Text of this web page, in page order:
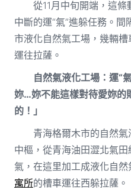
從11月中旬開端，這
中斷的運“氣”進躲任務。
市液化自然氣工場，幾輛
運往拉薩。
自然氣液化工場：運“
妳…妳不能這樣對待愛妳的
的！」
青海格爾木市的自然氣
中樞，從青海油田澀北氣
氣，在這里加工成液化自
寓所的槽車運往西躲拉薩。